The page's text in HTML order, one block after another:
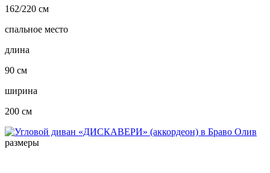
162/220 см
спальное место
длина
90 см
ширина
200 см
размеры